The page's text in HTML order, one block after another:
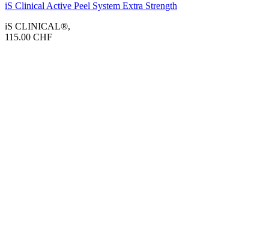
iS Clinical Active Peel System Extra Strength
iS CLINICAL®,
115.00 CHF